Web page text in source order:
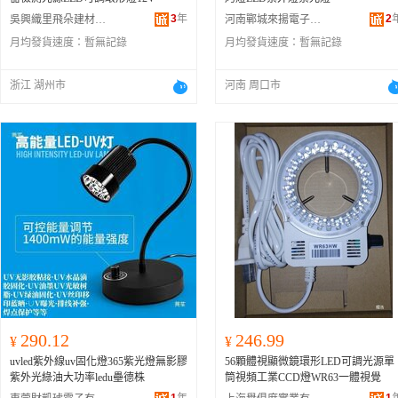
吳興織里飛朵建材商行
3年
月均發貨速度： 暫無記錄
浙江 湖州市
河南鄲城來揚電子商務商行
2
月均發貨速度： 暫無記錄
河南 周口市
¥ 290.12
uvled紫外線uv固化燈365紫光燈無影膠
紫外光綠油大功率ledu壘德株
¥ 246.99
56顆體視顯微鏡環形LED可調光源單
筒視頻工業CCD燈WR63一體視覺